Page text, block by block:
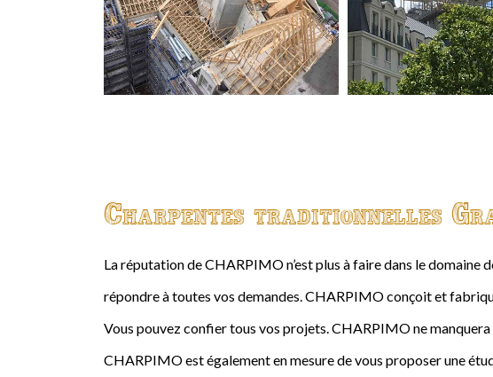
Charpentes traditionnelles
La réputation de CHARPIMO n’est plus à faire dans le
répondre à toutes vos demandes. CHARPIMO conçoit et
Vous pouvez confier tous vos projets. CHARPIMO ne
CHARPIMO est également en mesure de vous proposer une